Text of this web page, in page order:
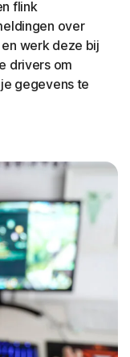
flink
over
werk deze bij
drivers om
gegevens te